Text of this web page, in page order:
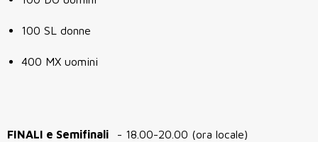
100 SL donne
400 MX uomini
FINALI e Semifinali - 18.00-20.00 (ora locale)